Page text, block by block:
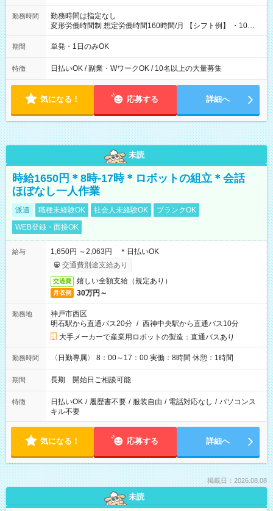
勤務時間
勤務時間は指定なし
変形労働時間制 想定労働時間160時間/月 【シフト例】 ・10：
00～20：00
期間 単発・1日のみOK
特徴 日払いOK / 副業・WワークOK / 10名以上の大量募集
気になる！ 応募する 詳細へ
未読
時給1650円＊8時-17時＊ロボットの組立＊会話
ほぼなし一人作業
派遣 職種未経験OK 社会人未経験OK
ブランクOK
WEB登録・面接OK
給与
1,650円 ～2,063円 ＊日払いOK
交通費別途支給あり
交通費 嬉しい全額支給（規定あり）
月収例 30万円～
勤務地
神戸市西区
明石駅から直通バス20分 / 西神中央駅から直通バス10分
大手メーカーで産業用ロボットの製造：直通バスあり
勤務時間 〈日勤専属〉 8：00～17：00 実働：8時間 休憩：1時間
期間 長期 開始日ご相談可能
特徴 日払いOK / 履歴書不要 / 服装自由 / 電話対応なし / パソコンス
キル不要
気になる！ 応募する 詳細へ
掲載日：2026.08.08
未読